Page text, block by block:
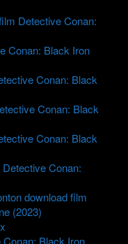
Detective Conan:
Conan: Black Iron
Conan: Black
Conan: Black
Conan: Black
Conan:
download film
(2023)